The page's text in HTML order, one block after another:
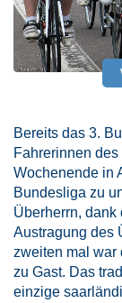
Bereits das 3.
Fahrerinnen
Wochenende in
Bundesliga zu
Überherrn, dank
Austragung des
zweiten mal war
zu Gast. Das
einzige